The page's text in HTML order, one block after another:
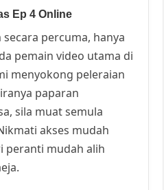
Ep 4 Online
percuma, hanya
pemain video utama di
menyokong peleraian
paparan
sila muat semula
akses mudah
peranti mudah alih